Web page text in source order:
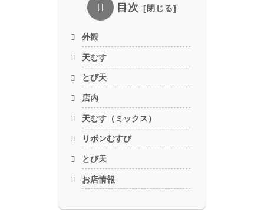
目次
外観
天むす
とび天
店内
天むす（ミックス）
リボンむすび
とび天
お店情報